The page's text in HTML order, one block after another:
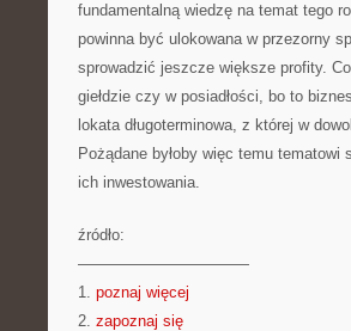
fundamentalną wiedzę na temat tego
powinna być ulokowana w przezorny
sprowadzić jeszcze większe profity.
giełdzie czy w posiadłości, bo to
lokata długoterminowa, z której w
Pożądane byłoby więc temu
ich inwestowania.
źródło:
———————————
1. poznaj więcej
2. zapoznaj się